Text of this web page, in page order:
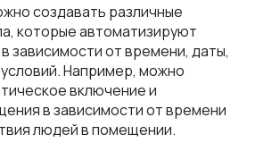
создавать различные
которые автоматизируют
зависимости от времени, даты,
условий. Например, можно
включение и
в зависимости от времени
людей в помещении.